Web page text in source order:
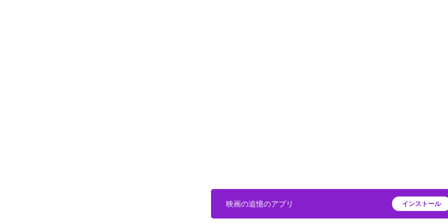
映画の追憶のアプリ インストール